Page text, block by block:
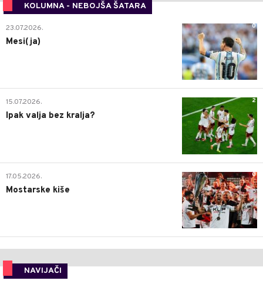
KOLUMNA - NEBOJŠA ŠATARA
0
23.07.2026.
Mesi(ja)
2
15.07.2026.
Ipak valja bez kralja?
0
17.05.2026.
Mostarske kiše
NAVIJAČI